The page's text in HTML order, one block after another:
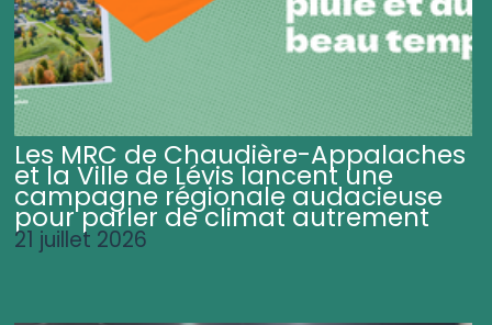
Les MRC de Chaudière-Appalaches
et la Ville de Lévis lancent une
campagne régionale audacieuse
pour parler de climat autrement
21 juillet 2026